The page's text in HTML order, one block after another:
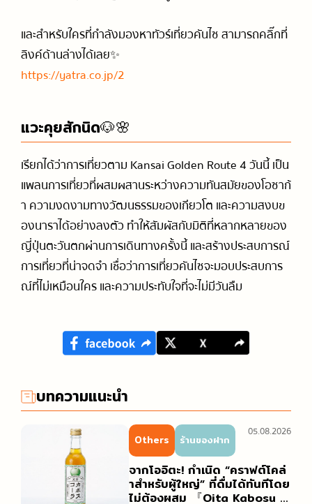
และสำหรับใครที่กำลังมองหาทัวร์เที่ยวคันไซ สามารถคลิ๊กที่
ลิงค์ด้านล่างได้เลย✨
https://yatra.co.jp/2
แวะคุยสักนิด🐶🌸
เรียกได้ว่าการเที่ยวตาม Kansai Golden Route 4 วันนี้ เป็น
แพลนการเที่ยวที่ผสมผสานระหว่างความทันสมัยของโอซาก้
า ความงดงามทางวัฒนธรรมของเกียวโต และความสงบข
องนาราได้อย่างลงตัว ทำให้สัมผัสกับมิติที่หลากหลายของ
ญี่ปุ่นตะวันตกผ่านการเดินทางครั้งนี้ และสร้างประสบการณ์
การเที่ยวที่น่าจดจำ เชื่อว่าการเที่ยวคันไซจะมอบประสบการ
ณ์ที่ไม่เหมือนใคร และความประทับใจที่จะไม่มีวันลืม
บทความแนะนำ
Others ร้านของฝาก
จากโออิตะ! กำเนิด “คราฟต์โคล่
าสำหรับผู้ใหญ่” ที่ดื่มได้ทันทีโดย
ไม่ต้องผสม 『Oita Kabosu C
05.08.2026